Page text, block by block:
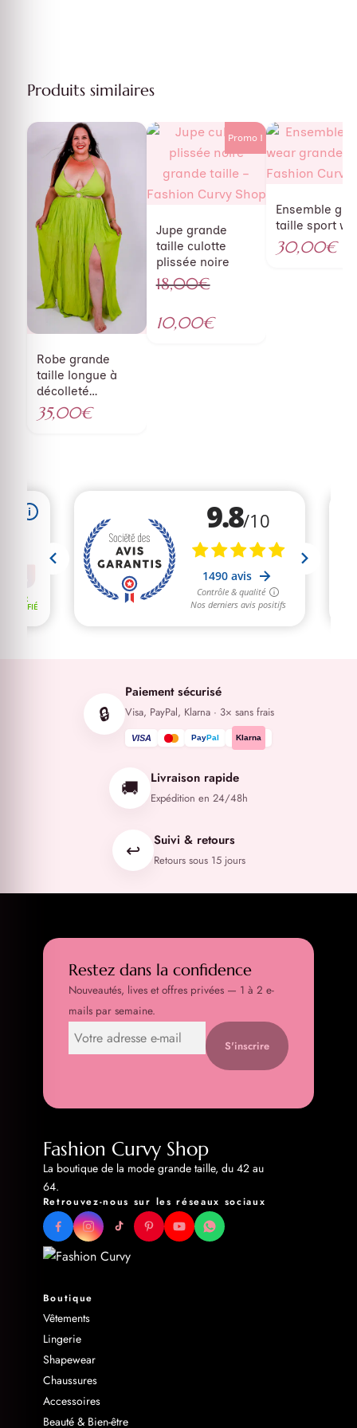
Produits similaires
Robe grande
taille longue à
décolleté
plongeant lime
35,00€
Jupe grande
taille culotte
plissée noire
18,00€
prix
10,00€Le
Promo !
Ensemble
taille sport
30,00€
🔒
Paiement sécurisé
Visa, PayPal, Klarna · 3× sans frais
VISA PayPal Klarna
🚚 Livraison rapide
Expédition en 24/48h
↩️ Suivi & retours
Retours sous 15 jours
Restez dans la confidence
Nouveautés, lives et offres privées — 1 à 2 e-
mails par semaine.
S'inscrire
Fashion Curvy Shop
La boutique de la mode grande taille, du 42 au
64.
Retrouvez-nous sur les réseaux sociaux
Boutique
Vêtements
Lingerie
Shapewear
Chaussures
Accessoires
Beauté & Bien-être